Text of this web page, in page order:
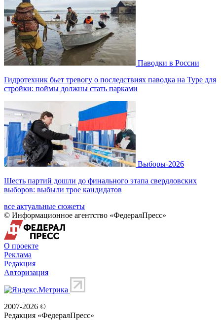
Паводки в России
Гидротехник бьет тревогу о последствиях паводка на Туре для
стройки: поймы должны стать парками
Выборы-2026
Шесть партий дошли до финального этапа свердловских
выборов: выбыли трое кандидатов
все актуальные сюжеты
© Информационное агентство «ФедералПресс»
О проекте
Реклама
Редакция
Авторизация
2007-2026 ©
Редакция «ФедералПресс»